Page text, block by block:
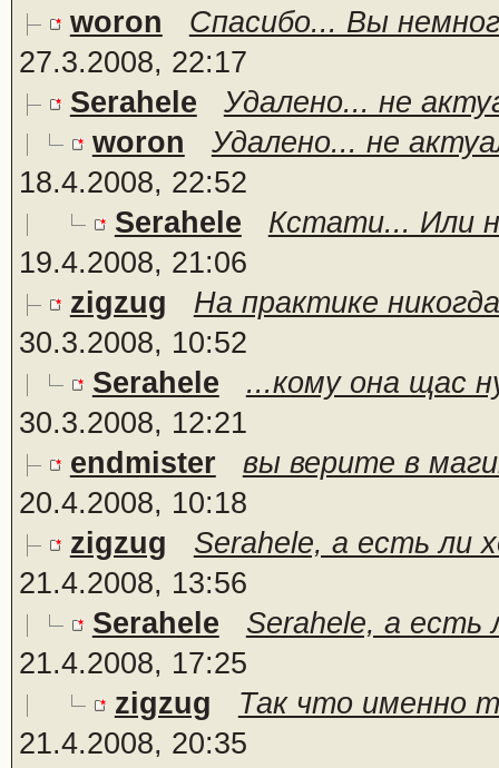
woron
Спасибо... Вы
27.3.2008, 22:17
Serahele
Удалено... не
woron
Удалено... не
18.4.2008, 22:52
Serahele
Кстати... Или
19.4.2008, 21:06
zigzug
На практике
30.3.2008, 10:52
Serahele
...кому она щас
30.3.2008, 12:21
endmister
вы верите в
20.4.2008, 10:18
zigzug
Serahele, а есть ли
21.4.2008, 13:56
Serahele
Serahele, а есть
21.4.2008, 17:25
zigzug
Так что именно
21.4.2008, 20:35